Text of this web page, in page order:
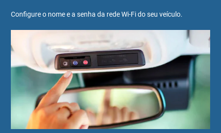
Configure o nome e a senha da rede Wi-Fi do seu veículo.